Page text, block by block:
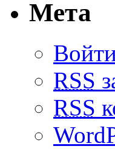
Мета
RSS
RSS